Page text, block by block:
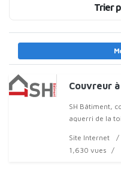
Trier
Couvreur à
SH Bâtiment,
aguerri de la
Site Internet
1,630 vues